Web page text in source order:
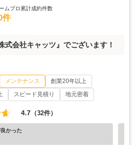
ムプロ累計成約件数
件
式会社キャッツ』でございます！
メンテナンス
創業20年以上
スピード見積り 地元密着
4.7 （32件）
かった